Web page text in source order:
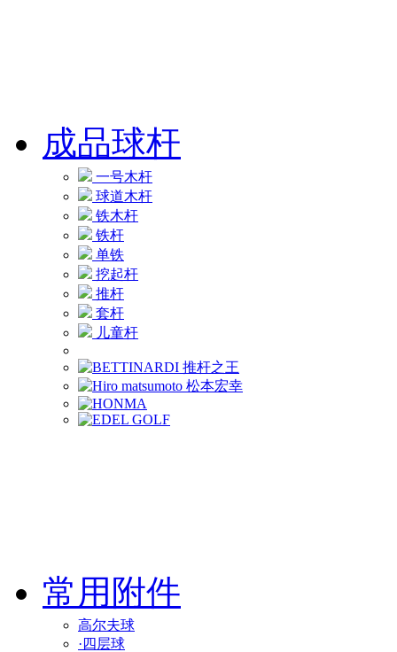
成品球杆
一号木杆
球道木杆
铁木杆
铁杆
单铁
挖起杆
推杆
套杆
儿童杆
常用附件
高尔夫球
·四层球